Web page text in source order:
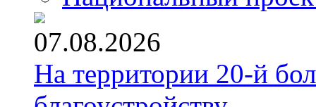
07.08.2026
На территории 20-й